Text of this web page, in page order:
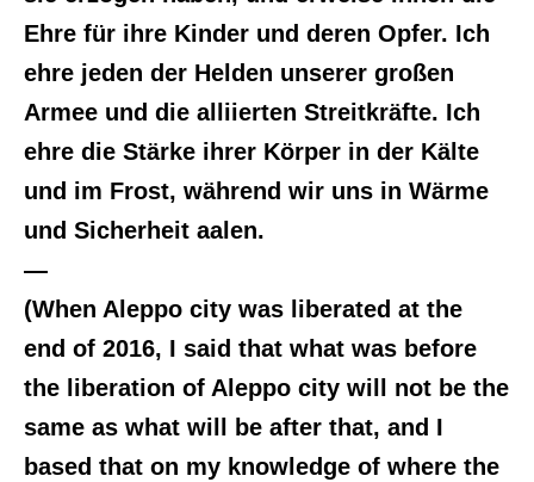
Ehre für ihre Kinder und deren Opfer. Ich
ehre jeden der Helden unserer großen
Armee und die alliierten Streitkräfte. Ich
ehre die Stärke ihrer Körper in der Kälte
und im Frost, während wir uns in Wärme
und Sicherheit aalen.
—
(When Aleppo city was liberated at the
end of 2016, I said that what was before
the liberation of Aleppo city will not be the
same as what will be after that, and I
based that on my knowledge of where the